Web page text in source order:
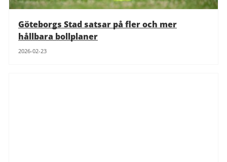
Göteborgs Stad satsar på fler och mer
hållbara bollplaner
2026-02-23